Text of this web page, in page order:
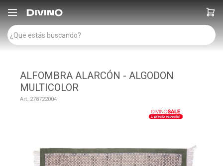

ALFOMBRA ALARCÓN - ALGODON
MULTICOLOR
278722004